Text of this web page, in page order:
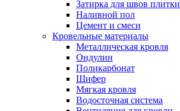
Затирка для швов плитки
Наливной пол
Цемент и смеси
Кровельные материалы
Металлическая кровля
Ондулин
Поликарбонат
Шифер
Мягкая кровля
Водосточная система